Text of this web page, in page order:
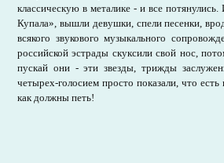
классическую в металике - и все
Купала», вышли девушки, спели песенки,
всякого звукового музыкального
российской эстрады скуксили свой нос,
пускай они - эти звезды, трижды
четырех-голосием просто показали, что
как должны петь!